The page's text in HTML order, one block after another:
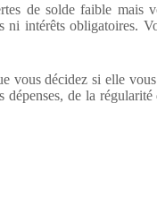
de solde faible mais
ni intérêts obligatoires.
vous décidez si elle
de la